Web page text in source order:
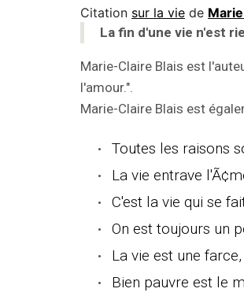
Citation sur la vie de
La fin d'une vie n'est
Marie-Claire Blais est
l'amour.".
Marie-Claire Blais est
Toutes les raisons
La vie entrave
C'est la vie qui se
On est toujours un
La vie est une
Bien pauvre est le